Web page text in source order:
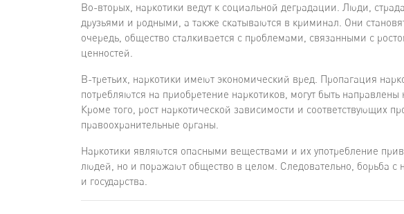
Во-вторых, наркотики ведут к социальной деградации. Люди,
друзьями и родными, а также скатываются в криминал. Они
очередь, общество сталкивается с проблемами, связанными с
ценностей.
В-третьих, наркотики имеют экономический вред. Пропагация
потребляются на приобретение наркотиков, могут быть
Кроме того, рост наркотической зависимости и соответствующих
правоохранительные органы.
Наркотики являются опасными веществами и их употребление
людей, но и поражают общество в целом. Следовательно, борьба с
и государства.